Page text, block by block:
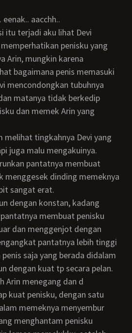
eenak.. aacchh..
penisku yang
Arin, mungkin karena
bagaimana penis memasuki
mencondongkan tubuhnya
matanya tidak berkedip
dan memek Arin yang
juga malu mengakuinya.
menggesek dinding memeknya
sangat erat.
membuat penisku
dan menggenjot dengan
pantatnya lebih tinggi
saja yang berada didalam
dengan kuat tp secara pelan.
Arin menegang dan d
memeknya menyembur
menghantam penisku